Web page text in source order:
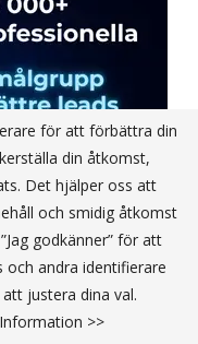
för att förbättra din
din åtkomst,
Det hjälper oss att
och smidig åtkomst
godkänner” för att
och andra identifierare
justera dina val.
>>